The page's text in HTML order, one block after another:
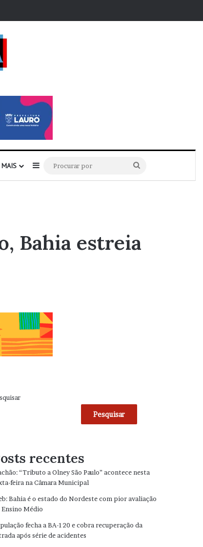
MAIS Barra Lateral
por
Bahia estreia
Pesquisar
recentes
“Tributo a Olney São Paulo” acontece nesta
feira na Câmara Municipal
Bahia é o estado do Nordeste com pior avaliação
Ensino Médio
fecha a BA-120 e cobra recuperação da
após série de acidentes